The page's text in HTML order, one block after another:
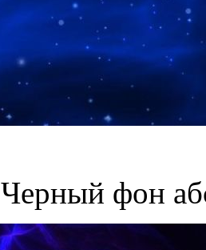
Черный фон